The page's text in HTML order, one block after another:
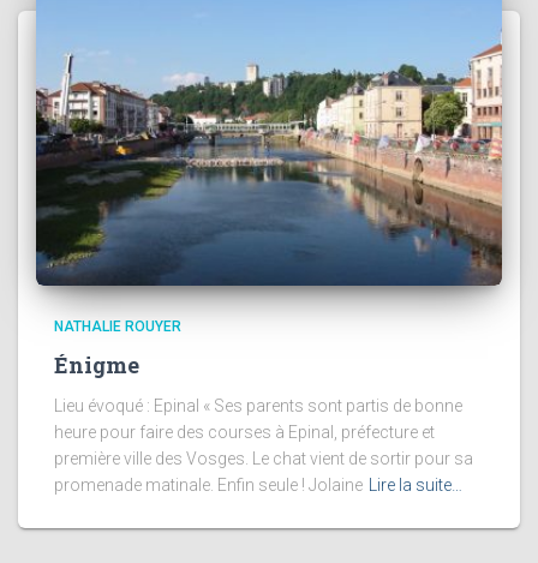
NATHALIE ROUYER
Énigme
Lieu évoqué : Epinal « Ses parents sont partis de bonne
heure pour faire des courses à Epinal, préfecture et
première ville des Vosges. Le chat vient de sortir pour sa
promenade matinale. Enfin seule ! Jolaine
Lire la suite…